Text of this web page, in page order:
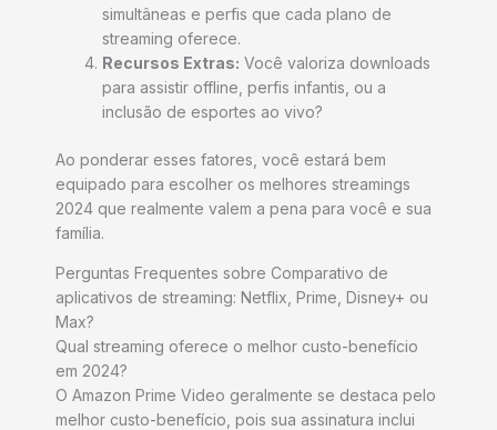
simultâneas e perfis que cada plano de
streaming oferece.
Recursos Extras: Você valoriza downloads
para assistir offline, perfis infantis, ou a
inclusão de esportes ao vivo?
Ao ponderar esses fatores, você estará bem
equipado para escolher os melhores streamings
2024 que realmente valem a pena para você e sua
família.
Perguntas Frequentes sobre Comparativo de
aplicativos de streaming: Netflix, Prime, Disney+ ou
Max?
Qual streaming oferece o melhor custo-benefício
em 2024?
O Amazon Prime Video geralmente se destaca pelo
melhor custo-benefício, pois sua assinatura inclui